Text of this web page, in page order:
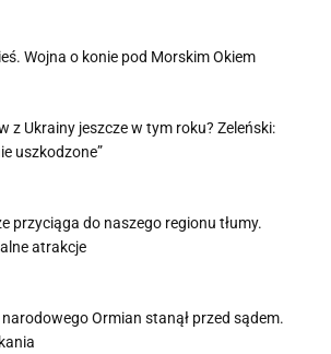
Wojna o konie pod Morskim Okiem
z Ukrainy jeszcze w tym roku? Zeleński:
uszkodzone”
przyciąga do naszego regionu tłumy.
atrakcje
Ormian stanął przed sądem.